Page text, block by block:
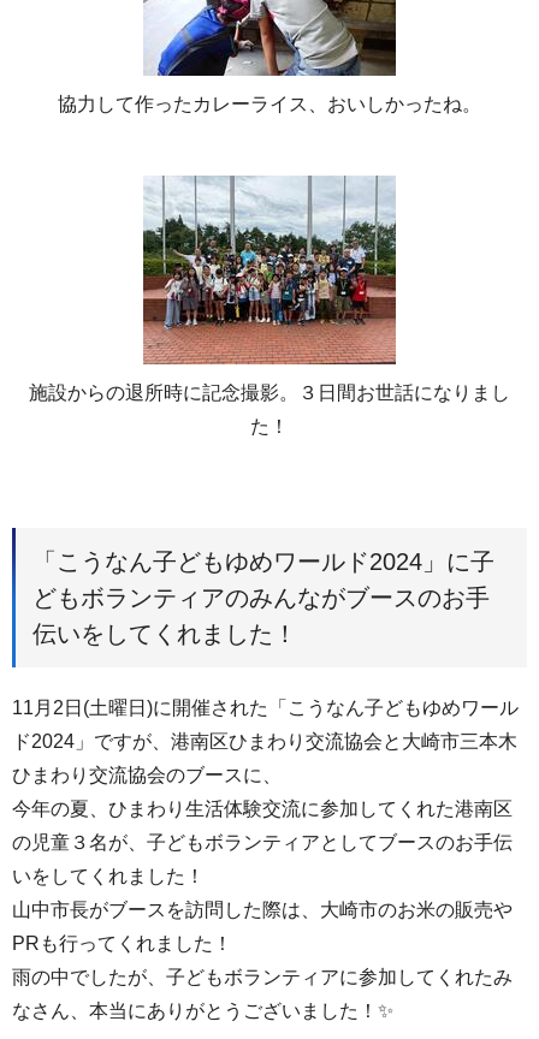
協力して作ったカレーライス、おいしかったね。
施設からの退所時に記念撮影。３日間お世話になりまし
た！
「こうなん子どもゆめワールド2024」に子
どもボランティアのみんながブースのお手
伝いをしてくれました！
11月2日(土曜日)に開催された「こうなん子どもゆめワール
ド2024」ですが、港南区ひまわり交流協会と大崎市三本木
ひまわり交流協会のブースに、
今年の夏、ひまわり生活体験交流に参加してくれた港南区
の児童３名が、子どもボランティアとしてブースのお手伝
いをしてくれました！
山中市長がブースを訪問した際は、大崎市のお米の販売や
PRも行ってくれました！
雨の中でしたが、子どもボランティアに参加してくれたみ
なさん、本当にありがとうございました！✨